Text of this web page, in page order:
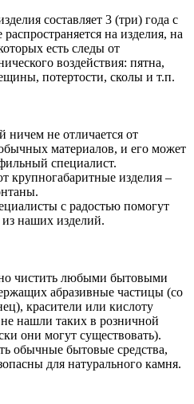
составляет 3 (три) года с
на изделия, на
есть следы от
воздействия: пятна,
потертости, сколы и т.п.
не отличается от
материалов, и его может
специалист.
крупногабаритные изделия –
с радостью помогут
наших изделий.
чистить любыми бытовыми
абразивные частицы (со
красители или кислоту
нашли таких в розничной
они могут существовать).
обычные бытовые средства,
для натурального камня.